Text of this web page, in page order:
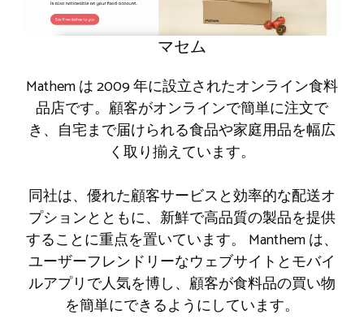
マセム
Mathem は 2009 年に設立されたオンライン食料
品店です。顧客がオンラインで簡単に注文で
き、自宅まで届けられる食品や家庭用品を幅広
く取り揃えています。
同社は、優れた顧客サービスと効率的な配送オ
プションとともに、新鮮で高品質の製品を提供
することに重点を置いています。 Manthem は、
ユーザーフレンドリーなウェブサイトとモバイ
ルアプリで人気を博し、顧客が食料品の買い物
を簡単にできるようにしています。